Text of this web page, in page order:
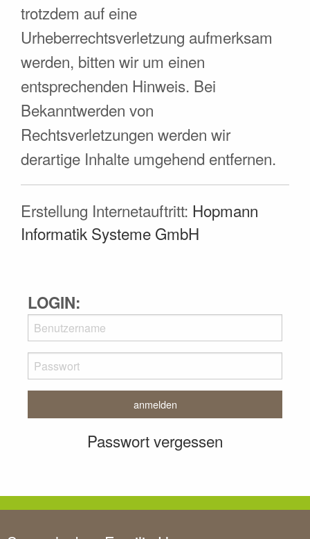
trotzdem auf eine
Urheberrechtsverletzung aufmerksam
werden, bitten wir um einen
entsprechenden Hinweis. Bei
Bekanntwerden von
Rechtsverletzungen werden wir
derartige Inhalte umgehend entfernen.
Erstellung Internetauftritt: Hopmann
Informatik Systeme GmbH
LOGIN:
Passwort vergessen